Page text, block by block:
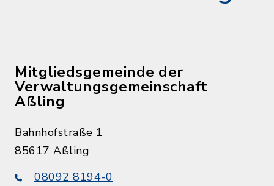
Mitgliedsgemeinde der
Verwaltungsgemeinschaft
Aßling
Bahnhofstraße 1
85617 Aßling
08092 8194-0